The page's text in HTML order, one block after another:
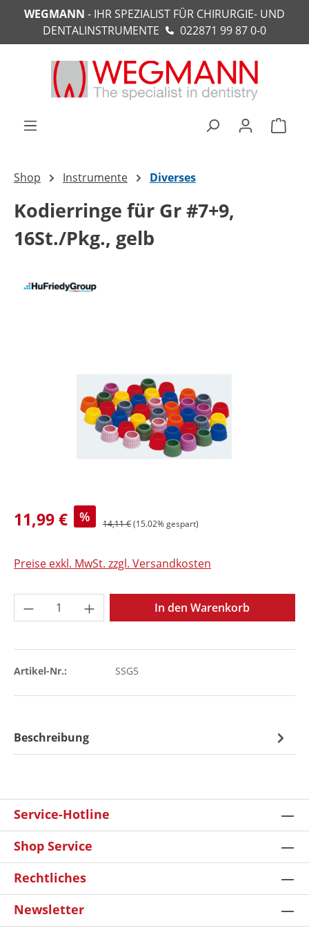
springen
WEGMANN - IHR SPEZIALIST FÜR CHIRURGIE- UND
DENTALINSTRUMENTE
022871 99 87 0-0
Shop Instrumente Diverses
Kodierringe für Gr #7+9,
16St./Pkg., gelb
11,99 € % 14,11 €(15.02% gespart)
Preise exkl. MwSt. zzgl. Versandkosten
Produkt Anzahl: Gib den gewünschten
In den Warenkorb
Artikel-Nr.: SSG5
Beschreibung
Service-Hotline
Shop Service
Rechtliches
Newsletter